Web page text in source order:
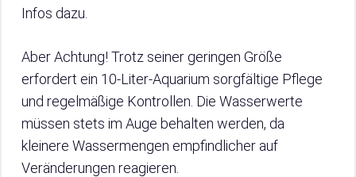
Infos dazu.
Aber Achtung! Trotz seiner geringen Größe
erfordert ein 10-Liter-Aquarium sorgfältige Pflege
und regelmäßige Kontrollen. Die Wasserwerte
müssen stets im Auge behalten werden, da
kleinere Wassermengen empfindlicher auf
Veränderungen reagieren.